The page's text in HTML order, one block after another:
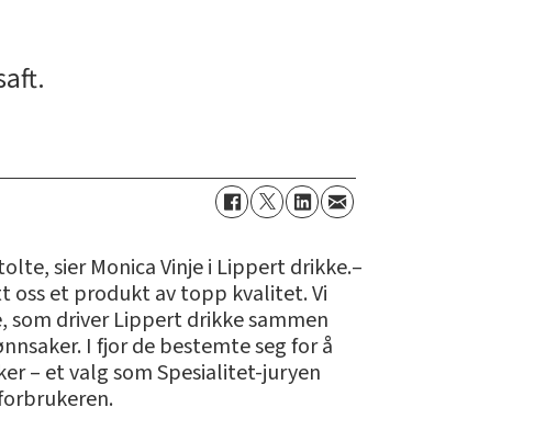
sier Monica Vinje i Lippert drikke.–
oss et produkt av topp kvalitet. Vi
som driver Lippert drikke sammen
I fjor de bestemte seg for å
– et valg som Spesialitet-juryen